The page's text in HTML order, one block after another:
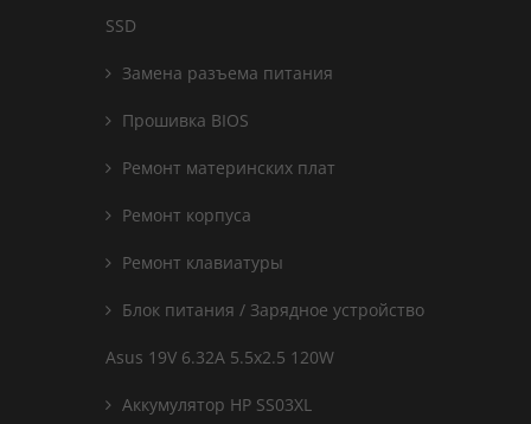
SSD
Замена разъема питания
Прошивка BIOS
Ремонт материнских плат
Ремонт корпуса
Ремонт клавиатуры
Блок питания / Зарядное устройство
Asus 19V 6.32A 5.5x2.5 120W
Аккумулятор HP SS03XL